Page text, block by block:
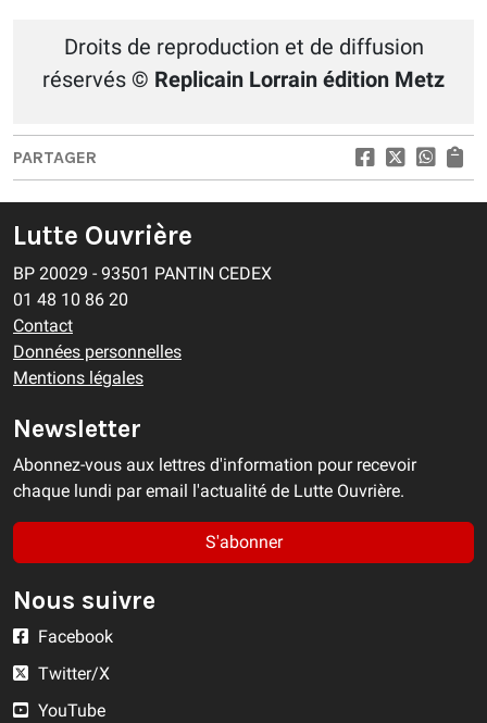
Droits de reproduction et de diffusion
réservés © Replicain Lorrain édition Metz
PARTAGER
Lutte Ouvrière
BP 20029 - 93501 PANTIN CEDEX
01 48 10 86 20
Contact
Données personnelles
Mentions légales
Newsletter
Abonnez-vous aux lettres d'information pour recevoir
chaque lundi par email l'actualité de Lutte Ouvrière.
S'abonner
Nous suivre
Facebook
Twitter/X
YouTube